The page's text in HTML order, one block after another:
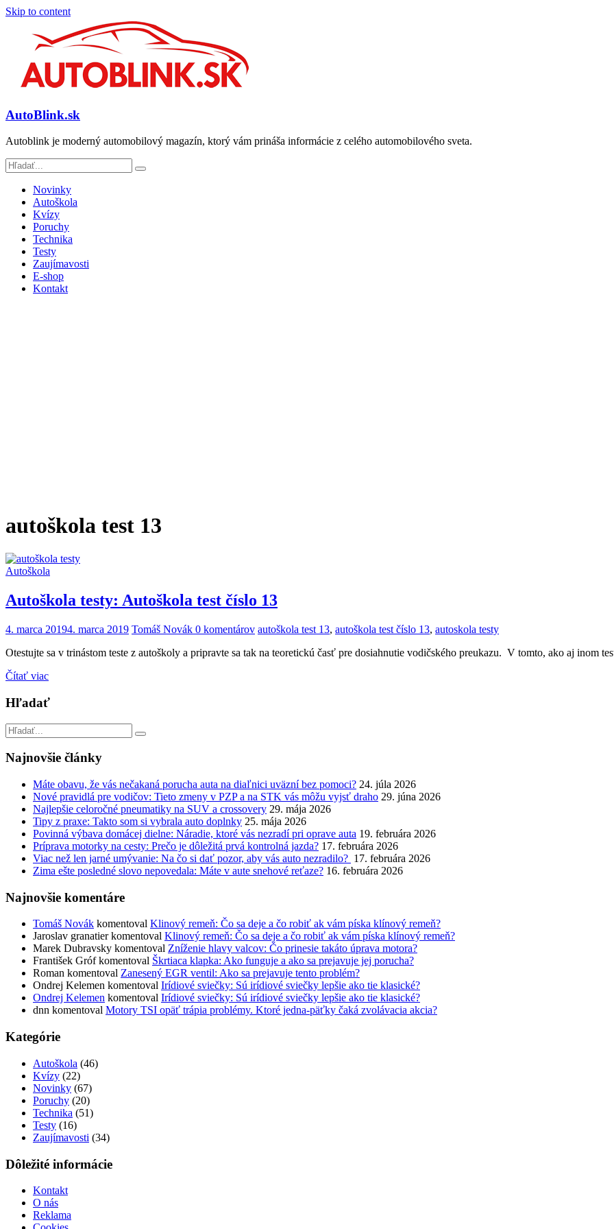
Skip to content
AutoBlink.sk
Autoblink je moderný automobilový magazín, ktorý vám prináša informácie z celého automobilového sveta.
Novinky
Autoškola
Kvízy
Poruchy
Technika
Testy
Zaujímavosti
E-shop
Kontakt
autoškola test 13
Autoškola
Autoškola testy: Autoškola test číslo 13
4. marca 20194. marca 2019 Tomáš Novák 0 komentárov autoškola test 13, autoškola test číslo 13, autoskola testy
Otestujte sa v trinástom teste z autoškoly a pripravte sa tak na teoretickú časť pre dosiahnutie vodičského preukazu. V tomto, ako aj inom
Čítať viac
Hľadať
Najnovšie články
Máte obavu, že vás nečakaná porucha auta na diaľnici uväzní bez pomoci? 24. júla 2026
Nové pravidlá pre vodičov: Tieto zmeny v PZP a na STK vás môžu vyjsť draho 29. júna 2026
Najlepšie celoročné pneumatiky na SUV a crossovery 29. mája 2026
Tipy z praxe: Takto som si vybrala auto doplnky 25. mája 2026
Povinná výbava domácej dielne: Náradie, ktoré vás nezradí pri oprave auta 19. februára 2026
Príprava motorky na cesty: Prečo je dôležitá prvá kontrolná jazda? 17. februára 2026
Viac než len jarné umývanie: Na čo si dať pozor, aby vás auto nezradilo? 17. februára 2026
Zima ešte posledné slovo nepovedala: Máte v aute snehové reťaze? 16. februára 2026
Najnovšie komentáre
Tomáš Novák komentoval Klinový remeň: Čo sa deje a čo robiť ak vám píska klínový remeň?
Jaroslav granatierkomentoval Klinový remeň: Čo sa deje a čo robiť ak vám píska klínový remeň?
Marek Dubravsky komentoval Zníženie hlavy valcov: Čo prinesie takáto úprava motora?
František Grófkomentoval Škrtiaca klapka: Ako funguje a ako sa prejavuje jej porucha?
Roman komentoval Zanesený EGR ventil: Ako sa prejavuje tento problém?
Ondrej Kelemen komentoval Irídiové sviečky: Sú irídiové sviečky lepšie ako tie klasické?
Ondrej Kelemen komentoval Irídiové sviečky: Sú irídiové sviečky lepšie ako tie klasické?
dnn komentoval Motory TSI opäť trápia problémy. Ktoré jedna-päťky čaká zvolávacia akcia?
Kategórie
Autoškola (46)
Kvízy (22)
Novinky (67)
Poruchy (20)
Technika (51)
Testy (16)
Zaujímavosti (34)
Dôležité informácie
Kontakt
O nás
Reklama